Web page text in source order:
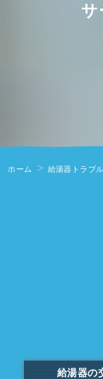
サ
ホーム 給湯器トラブ
給湯器の